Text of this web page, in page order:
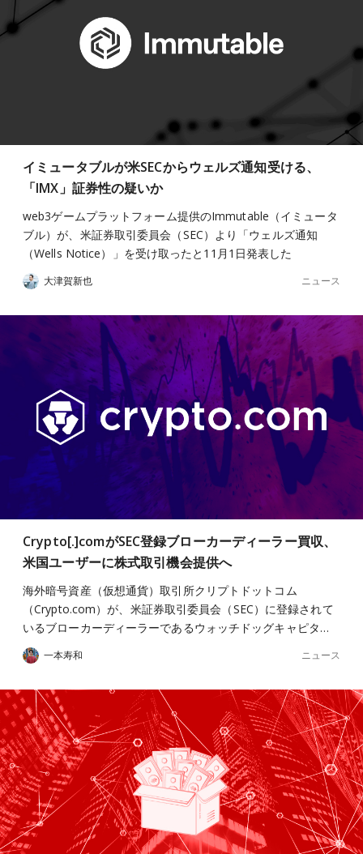
イミュータブルが米SECからウェルズ通知受ける、
「IMX」証券性の疑いか
web3ゲームプラットフォーム提供のImmutable（イミュータ
ブル）が、米証券取引委員会（SEC）より「ウェルズ通知
（Wells Notice）」を受け取ったと11月1日発表した
大津賀新也 ニュース
Crypto[.]comがSEC登録ブローカーディーラー買収、
米国ユーザーに株式取引機会提供へ
海外暗号資産（仮想通貨）取引所クリプトドットコム
（Crypto.com）が、米証券取引委員会（SEC）に登録されて
いるブローカーディーラーであるウォッチドッグキャピタ…
一本寿和 ニュース